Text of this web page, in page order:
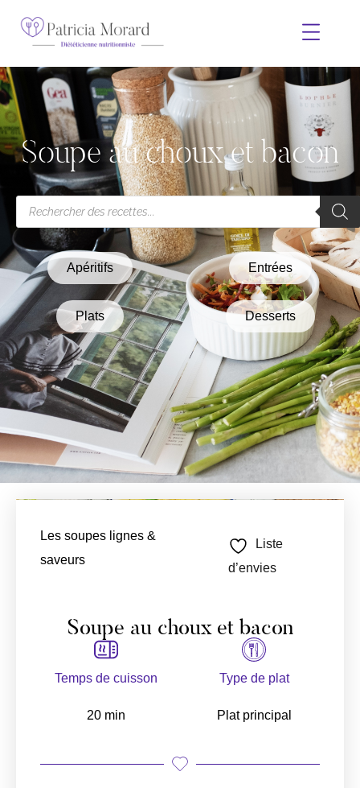
Soupe au choux et bacon
Apéritifs Entrées
Plats Desserts
Les soupes lignes &
saveurs
Liste
d’envies
Soupe au choux et bacon
Temps de cuisson
20 min
Type de plat
Plat principal